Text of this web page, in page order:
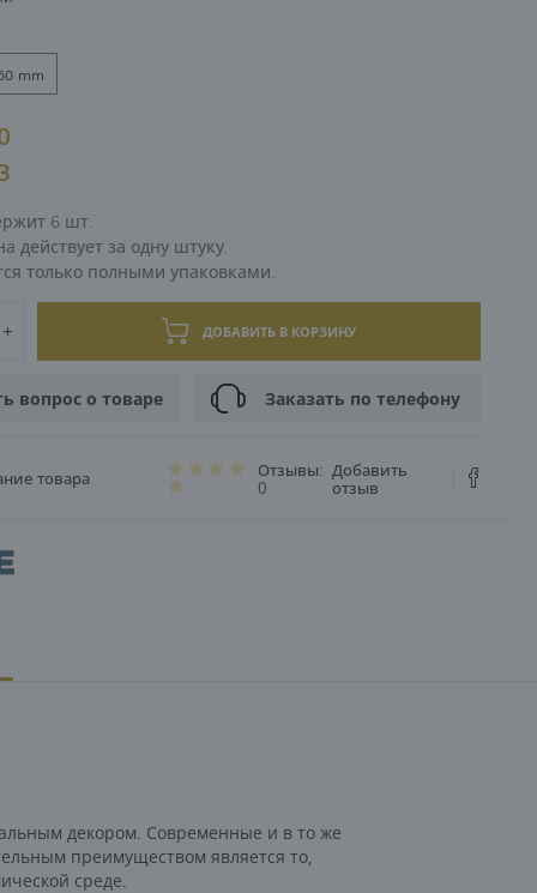
mm
6 шт.
действует за одну штуку.
только полными упаковками.
ДОБАВИТЬ В КОРЗИНУ
вопрос о товаре Заказать по телефону
товара Отзывы:
0
Добавить
отзыв
декором. Современные и в то же
преимуществом является то,
среде.